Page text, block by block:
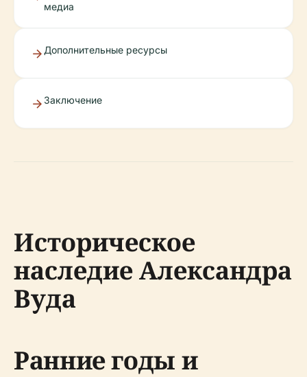
медиа
Дополнительные ресурсы
Заключение
Историческое
наследие Александра
Вуда
Ранние годы и